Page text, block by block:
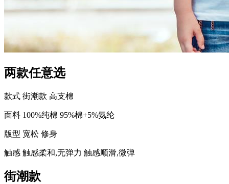
两款任意选
款式 街潮款 高支棉
面料 100%纯棉 95%棉+5%氨纶
版型 宽松 修身
触感 触感柔和,无弹力 触感顺滑,微弹
街潮款